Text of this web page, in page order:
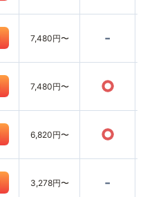
7,480円〜 -
7,480円〜 ○
6,820円〜 ○
3,278円〜 -